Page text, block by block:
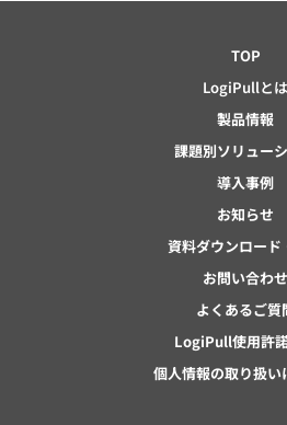
TOP
LogiPullとは
製品情報
課題別ソリュー
導入事例
お知らせ
資料ダウンロード
お問い合わせ
よくあるご質
LogiPull使用許
個人情報の取り扱い